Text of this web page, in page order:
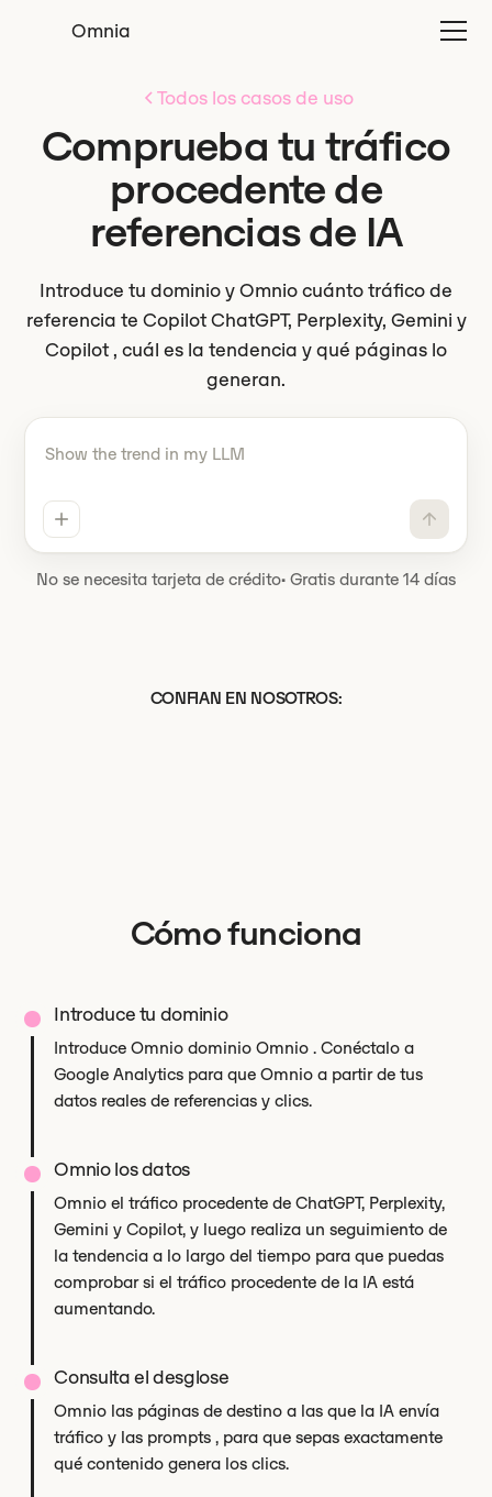
Omnia
Todos los casos de uso
Comprueba tu tráfico
procedente de
referencias de IA
Introduce tu dominio y Omnio cuánto tráfico de
referencia te Copilot ChatGPT, Perplexity, Gemini y
Copilot , cuál es la tendencia y qué páginas lo
generan.
Dile Omnio tiene que hacer
No se necesita tarjeta de crédito· Gratis durante 14 días
CONFIAN EN NOSOTROS:
Cómo funciona
Introduce tu dominio
Introduce Omnio dominio Omnio . Conéctalo a
Google Analytics para que Omnio a partir de tus
datos reales de referencias y clics.
Omnio los datos
Omnio el tráfico procedente de ChatGPT, Perplexity,
Gemini y Copilot, y luego realiza un seguimiento de
la tendencia a lo largo del tiempo para que puedas
comprobar si el tráfico procedente de la IA está
aumentando.
Consulta el desglose
Omnio las páginas de destino a las que la IA envía
tráfico y las prompts , para que sepas exactamente
qué contenido genera los clics.